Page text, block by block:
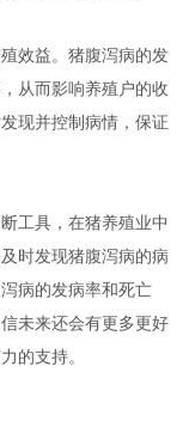
效益。猪腹泻病的发
从而影响养殖户的收
现并控制病情，保证
工具，在猪养殖业中
时发现猪腹泻病的病
病的发病率和死亡
未来还会有更多更好
的支持。